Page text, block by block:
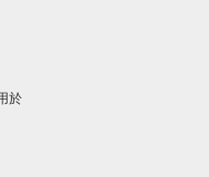
於